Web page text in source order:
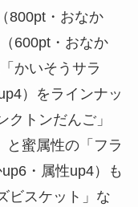
800pt・おなか
600pt・おなか
かいそうサラ
）をラインナッ
トンだんご」
と蜜属性の「フラ
・属性up4）も
ビスケット」な